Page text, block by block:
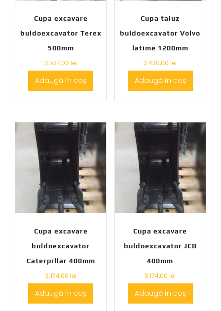
Cupa excavare
buldoexcavator Terex
500mm
3.527,00lei
Adaugă în coș
Cupa taluz
buldoexcavator Volvo
latime 1200mm
3.430,00lei
Adaugă în coș
Cupa excavare
buldoexcavator
Caterpillar 400mm
3.174,00 lei
Adaugă în coș
Cupa excavare
buldoexcavator JCB
400mm
3.174,00lei
Adaugă în coș